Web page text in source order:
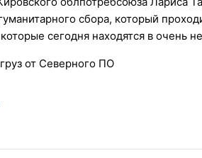
сбора, который
сегодня находятся в очень
от Северного ПО